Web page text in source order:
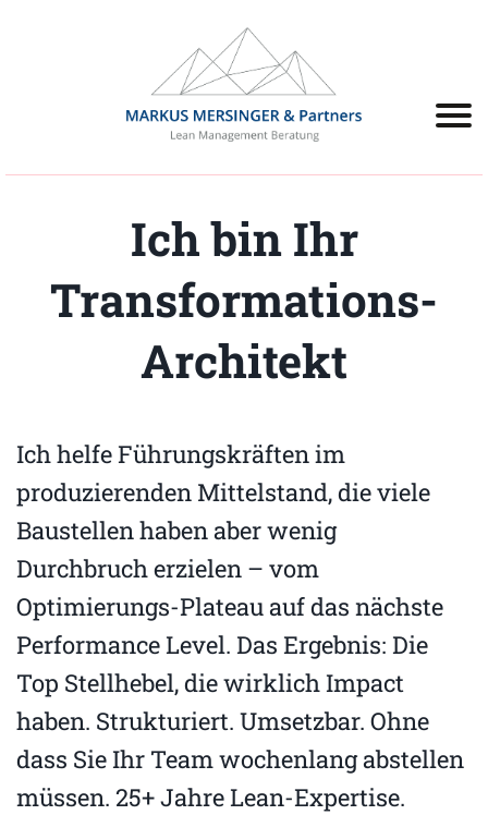
Ich bin Ihr
Transformations-
Architekt
Ich helfe Führungskräften im
produzierenden Mittelstand, die viele
Baustellen haben aber wenig
Durchbruch erzielen – vom
Optimierungs-Plateau auf das nächste
Performance Level. Das Ergebnis: Die
Top Stellhebel, die wirklich Impact
haben. Strukturiert. Umsetzbar. Ohne
dass Sie Ihr Team wochenlang abstellen
müssen. 25+ Jahre Lean-Expertise.